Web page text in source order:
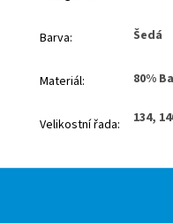
Barva: Šedá
Materiál: 80%
Velikostní řada: 134,